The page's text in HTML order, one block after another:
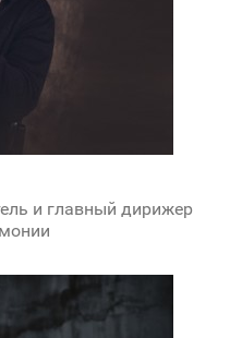
и главный дирижер